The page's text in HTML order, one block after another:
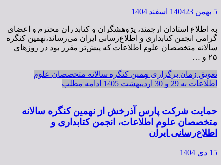
5 بهمن 1404 23 اسفند 1404
به اطلاع استادان ارجمند، پژوهشگران و کتابداران محترم و اعضای
گرامی انجمن کتابداری و اطلاع‌رسانی ایران می‌رساند،نهمین کنگره
سالانه متخصصان علوم اطلاعات که پیش‌تر مقرر بود در روزهای
۲۵ و …
تعویق زمان برگزاری نهمین کنگره سالانه متخصصان علوم
اطلاعات به 29 و 30 اردیبهشت 1405
ادامه مطلب
حمایت شرکت پارس آذرخش از نهمین کنگره سالانه
متخصصان علوم اطلاعات، انجمن کتابداری و
اطلاع‌رسانی ایران
15 دی 1404